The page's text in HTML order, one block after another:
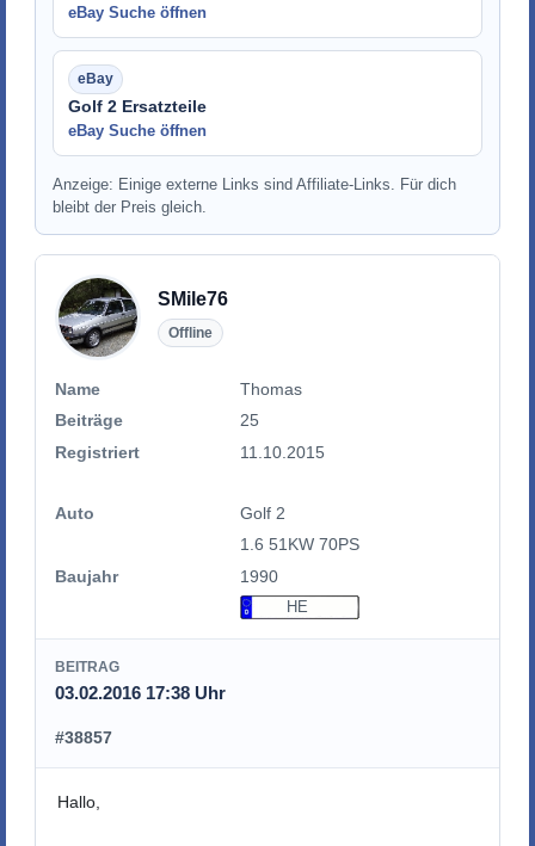
eBay Suche öffnen
Golf 2 Ersatzteile
eBay Suche öffnen
Anzeige: Einige externe Links sind Affiliate-Links. Für dich
bleibt der Preis gleich.
SMile76
Offline
Name
Thomas
Beiträge
25
Registriert
11.10.2015
Auto
Golf 2
1.6 51KW 70PS
Baujahr
1990
HE
BEITRAG
03.02.2016 17:38 Uhr
#38857
Hallo,